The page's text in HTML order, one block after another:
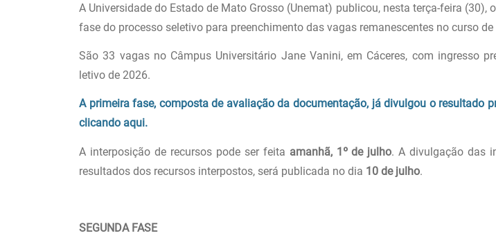
A Universidade do Estado de Mato Grosso (Unemat) publicou, nesta terça-feira (30),
fase do processo seletivo para preenchimento das vagas remanescentes no curso
São 33 vagas no Câmpus Universitário Jane Vanini, em Cáceres, com ingresso
letivo de 2026.
A primeira fase, composta de avaliação da documentação, já divulgou o resultado
clicando aqui.
A interposição de recursos pode ser feita amanhã, 1º de julho. A divulgação das
resultados dos recursos interpostos, será publicada no dia 10 de julho.
SEGUNDA FASE